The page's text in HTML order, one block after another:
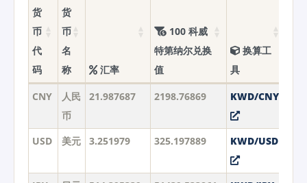
货
币
代
码
货
币
名
称
汇率
100 科威
特第纳尔兑换
值
换算工
具
CNY
人民
币
21.987687 2198.76869 KWD/CNY
USD 美元 3.251979 325.197889 KWD/USD